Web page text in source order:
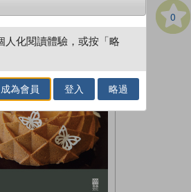
0
人化閱讀體驗，或按「略
成為會員 登入 略過